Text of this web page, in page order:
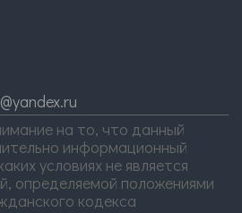
на то, что данный
информационный
условиях не является
определяемой положениями
кодекса